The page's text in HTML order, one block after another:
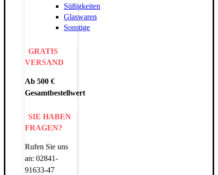
Süßigkeiten
Glaswaren
Sonstige
GRATIS
VERSAND
Ab 500 €
Gesamtbestellwert
SIE HABEN
FRAGEN?
Rufen Sie uns
an: 02841-
91633-47